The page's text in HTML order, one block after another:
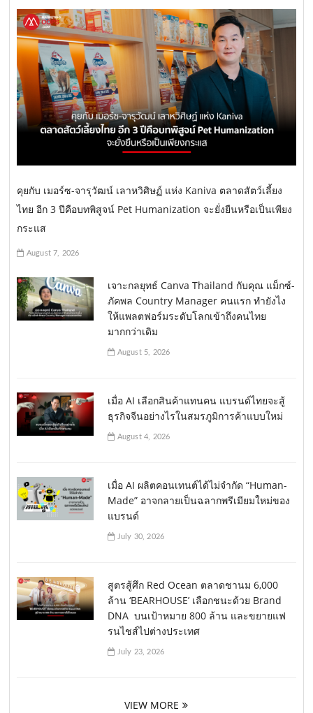
คุยกับ เมอร์ซ-จารุวัฒน์ เลาหวิศิษฏ์ แห่ง Kaniva ตลาดสัตว์เลี้ยง
ไทย อีก 3 ปีคือบทพิสูจน์ Pet Humanization จะยั่งยืนหรือเป็นเพียง
กระแส
August 7, 2026
เจาะกลยุทธ์ Canva Thailand กับคุณ แม็กซ์-
ภัคพล Country Manager คนแรก ทำยังไง
ให้แพลตฟอร์มระดับโลกเข้าถึงคนไทย
มากกว่าเดิม
August 5, 2026
เมื่อ AI เลือกสินค้าแทนคน แบรนด์ไทยจะสู้
ธุรกิจจีนอย่างไรในสมรภูมิการค้าแบบใหม่
August 4, 2026
เมื่อ AI ผลิตคอนเทนต์ได้ไม่จำกัด “Human-
Made” อาจกลายเป็นฉลากพรีเมียมใหม่ของ
แบรนด์
July 30, 2026
สูตรสู้ศึก Red Ocean ตลาดชานม 6,000
ล้าน ‘BEARHOUSE’ เลือกชนะด้วย Brand
DNA บนเป้าหมาย 800 ล้าน และขยายแฟ
รนไชส์ไปต่างประเทศ
July 23, 2026
VIEW MORE